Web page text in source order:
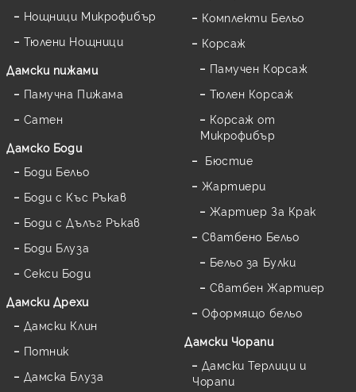
Нощници Микрофибър
Тюлени Нощници
Дамски пижами
Памучна Пижама
Сатен
Дамскo Боди
Боди Бельо
Боди с Къс Ръкав
Боди с Дълъг Ръкав
Боди Блуза
Секси Боди
Дамски Дрехи
Дамски Клин
Потник
Дамска Блуза
Комплекти Бельо
Корсаж
Памучен Корсаж
Тюлен Корсаж
Корсаж от
Микрофибър
Бюстие
Жартиери
Жартиер За Крак
Сватбено Бельо
Бельо за Булки
Сватбен Жартиер
Оформящо бельо
Дамски Чорапи
Дамски Терлици и
Чорапи